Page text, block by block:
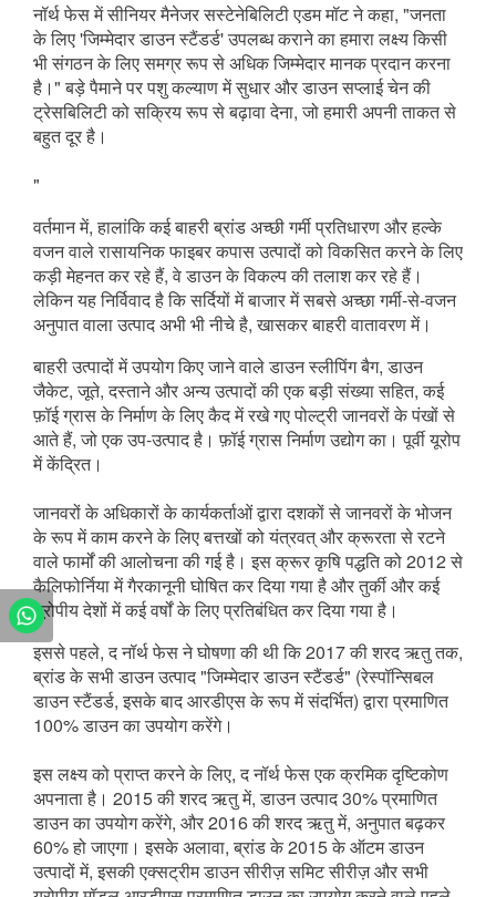
नॉर्थ फेस में सीनियर मैनेजर सस्टेनेबिलिटी एडम मॉट ने कहा, "जनता
के लिए 'जिम्मेदार डाउन स्टैंडर्ड' उपलब्ध कराने का हमारा लक्ष्य किसी
भी संगठन के लिए समग्र रूप से अधिक जिम्मेदार मानक प्रदान करना
है।" बड़े पैमाने पर पशु कल्याण में सुधार और डाउन सप्लाई चेन की
ट्रेसबिलिटी को सक्रिय रूप से बढ़ावा देना, जो हमारी अपनी ताकत से
बहुत दूर है।
"
वर्तमान में, हालांकि कई बाहरी ब्रांड अच्छी गर्मी प्रतिधारण और हल्के
वजन वाले रासायनिक फाइबर कपास उत्पादों को विकसित करने के लिए
कड़ी मेहनत कर रहे हैं, वे डाउन के विकल्प की तलाश कर रहे हैं।
लेकिन यह निर्विवाद है कि सर्दियों में बाजार में सबसे अच्छा गर्मी-से-वजन
अनुपात वाला उत्पाद अभी भी नीचे है, खासकर बाहरी वातावरण में।
बाहरी उत्पादों में उपयोग किए जाने वाले डाउन स्लीपिंग बैग, डाउन
जैकेट, जूते, दस्ताने और अन्य उत्पादों की एक बड़ी संख्या सहित, कई
फ़ॉई ग्रास के निर्माण के लिए कैद में रखे गए पोल्ट्री जानवरों के पंखों से
आते हैं, जो एक उप-उत्पाद है। फ़ॉई ग्रास निर्माण उद्योग का। पूर्वी यूरोप
में केंद्रित।
जानवरों के अधिकारों के कार्यकर्ताओं द्वारा दशकों से जानवरों के भोजन
के रूप में काम करने के लिए बत्तखों को यंत्रवत् और क्रूरता से रटने
वाले फार्मों की आलोचना की गई है। इस क्रूर कृषि पद्धति को 2012 से
कैलिफोर्निया में गैरकानूनी घोषित कर दिया गया है और तुर्की और कई
यूरोपीय देशों में कई वर्षों के लिए प्रतिबंधित कर दिया गया है।
इससे पहले, द नॉर्थ फेस ने घोषणा की थी कि 2017 की शरद ऋतु तक,
ब्रांड के सभी डाउन उत्पाद "जिम्मेदार डाउन स्टैंडर्ड" (रेस्पॉन्सिबल
डाउन स्टैंडर्ड, इसके बाद आरडीएस के रूप में संदर्भित) द्वारा प्रमाणित
100% डाउन का उपयोग करेंगे।
इस लक्ष्य को प्राप्त करने के लिए, द नॉर्थ फेस एक क्रमिक दृष्टिकोण
अपनाता है। 2015 की शरद ऋतु में, डाउन उत्पाद 30% प्रमाणित
डाउन का उपयोग करेंगे, और 2016 की शरद ऋतु में, अनुपात बढ़कर
60% हो जाएगा। इसके अलावा, ब्रांड के 2015 के ऑटम डाउन
उत्पादों में, इसकी एक्सट्रीम डाउन सीरीज़ समिट सीरीज़ और सभी